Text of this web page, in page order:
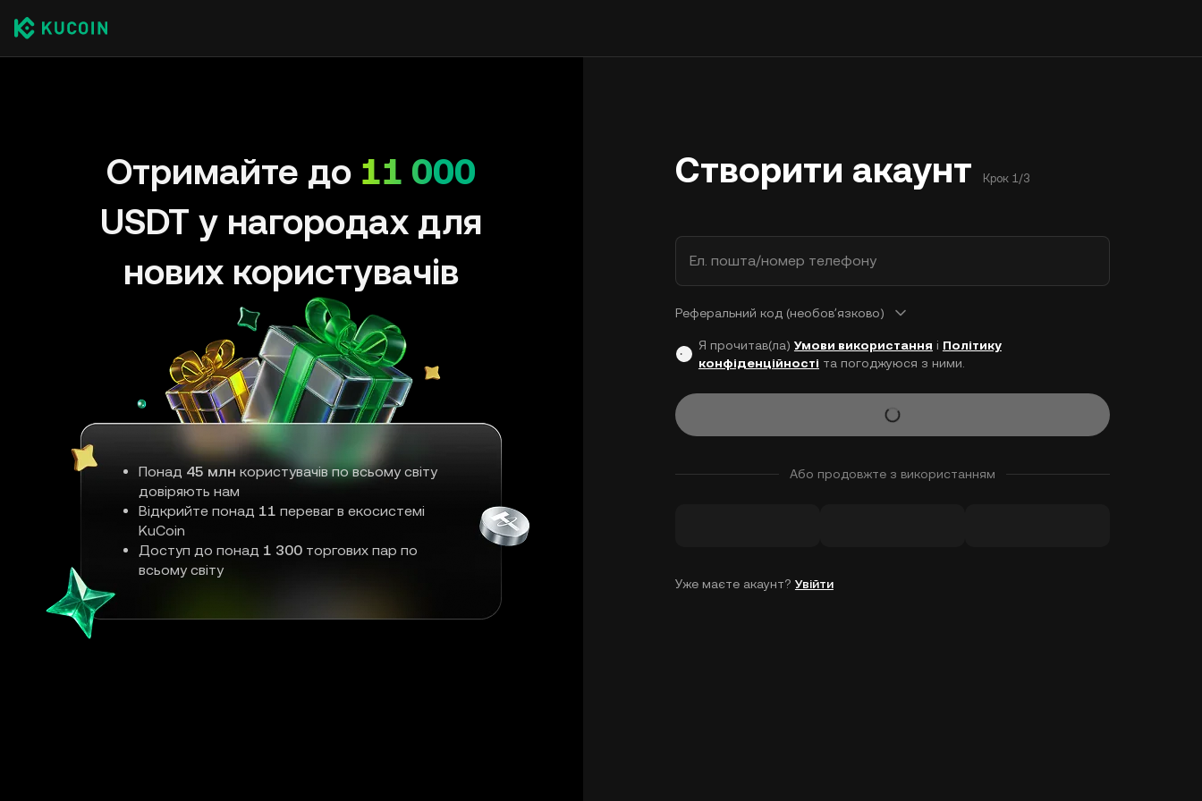
Отримайте до 11 000
USDT у нагородах для
нових користувачів
Понад 45 млн користувачів по всьому світу
довіряють нам
Відкрийте понад 11 переваг в екосистемі
KuCoin
Доступ до понад 1 300торгових пар по
всьому світу
Створити акаунт Крок 1/3
Ел. пошта/номер телефону
Реферальний код (необовʼязково)
Я прочитав(ла) Умови використання і Політику
конфіденційності та погоджуюся з ними.
Або продовжте з використанням
Уже маєте акаунт? Увійти